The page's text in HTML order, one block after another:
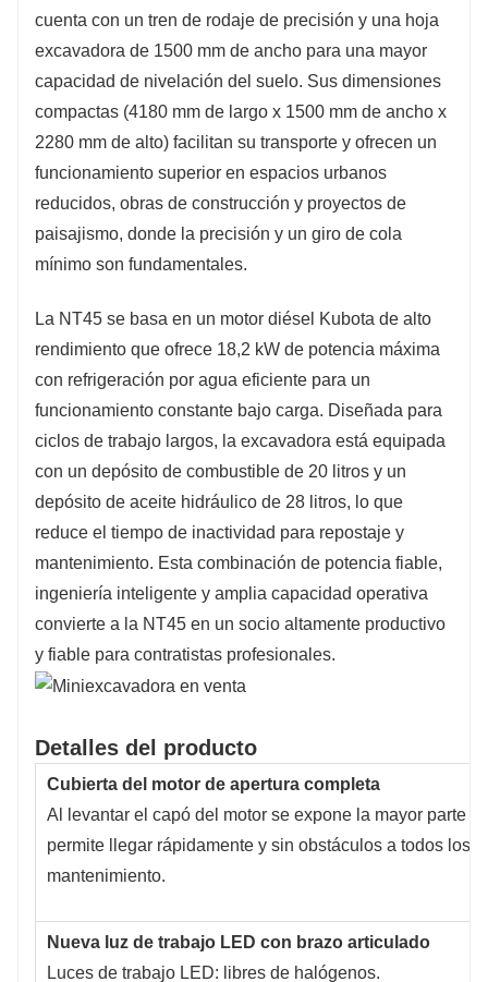
cuenta con un tren de rodaje de precisión y una hoja
excavadora de 1500 mm de ancho para una mayor
capacidad de nivelación del suelo. Sus dimensiones
compactas (4180 mm de largo x 1500 mm de ancho x
2280 mm de alto) facilitan su transporte y ofrecen un
funcionamiento superior en espacios urbanos
reducidos, obras de construcción y proyectos de
paisajismo, donde la precisión y un giro de cola
mínimo son fundamentales.
La NT45 se basa en un motor diésel Kubota de alto
rendimiento que ofrece 18,2 kW de potencia máxima
con refrigeración por agua eficiente para un
funcionamiento constante bajo carga. Diseñada para
ciclos de trabajo largos, la excavadora está equipada
con un depósito de combustible de 20 litros y un
depósito de aceite hidráulico de 28 litros, lo que
reduce el tiempo de inactividad para repostaje y
mantenimiento. Esta combinación de potencia fiable,
ingeniería inteligente y amplia capacidad operativa
convierte a la NT45 en un socio altamente productivo
y fiable para contratistas profesionales.
Detalles del producto
Cubierta del motor de apertura completa
Al levantar el capó del motor se expone la mayor parte
permite llegar rápidamente y sin obstáculos a todos los
mantenimiento.
Nueva luz de trabajo LED con brazo articulado
Luces de trabajo LED: libres de halógenos.